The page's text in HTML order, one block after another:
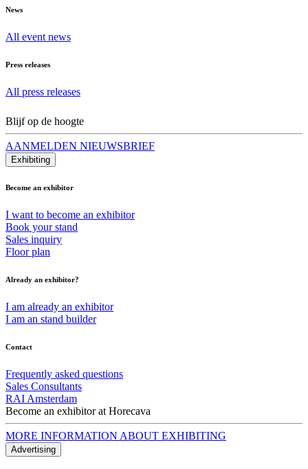
News
All event news
Press releases
All press releases
Blijf op de hoogte
AANMELDEN NIEUWSBRIEF
Exhibiting
Become an exhibitor
I want to become an exhibitor
Book your stand
Sales inquiry
Floor plan
Already an exhibitor?
I am already an exhibitor
I am an stand builder
Contact
Frequently asked questions
Sales Consultants
RAI Amsterdam
Become an exhibitor at Horecava
MORE INFORMATION ABOUT EXHIBITING
Advertising